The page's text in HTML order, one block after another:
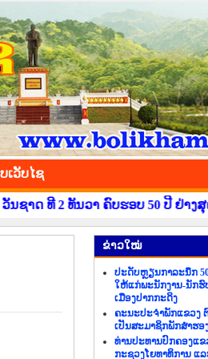
ເວັບ​ໄຊ
ທີ 2 ທັນວາ ຄົບຮອບ 50 ປີ ຢ່າງສຸດໃຈ
​ຂ່າວ​ໃໝ່
ປະດັບຫຼຽນກາລະນຶກ
ໃຫ້ແກ່ພະນັກງານ-ນັກຮົ
ເມືອງປາກກະດິງ
ຄະນະປະຈຳພັກແຂວງ
ເປັນສະມາຊິກພັກສຳຮອ
ທ່ານປະທານປົກຄອງແ
ກະຊວງໂຍທາທິການ ແ